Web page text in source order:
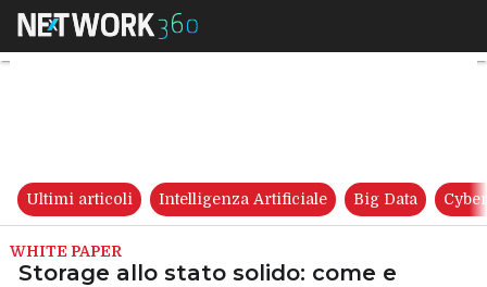
Storage allo stato solido:
Ultimi articoli Intelligenza Artificiale Big Data
WHITE PAPER
Storage allo stato solido: come e